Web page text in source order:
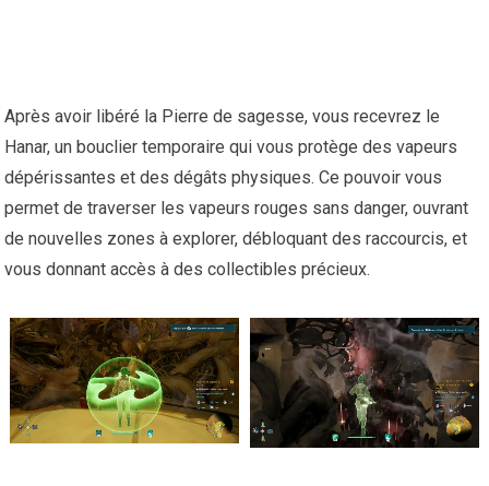
Après avoir libéré la Pierre de sagesse, vous recevrez le
Hanar, un bouclier temporaire qui vous protège des vapeurs
dépérissantes et des dégâts physiques. Ce pouvoir vous
permet de traverser les vapeurs rouges sans danger, ouvrant
de nouvelles zones à explorer, débloquant des raccourcis, et
vous donnant accès à des collectibles précieux.